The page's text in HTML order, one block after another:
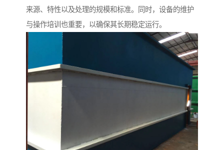
来源、特性以及处理的规模和标准。同时，设备的维护
与操作培训也重要，以确保其长期稳定运行。